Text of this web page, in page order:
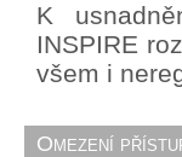
K
INSPIRE
všem i
Omezení